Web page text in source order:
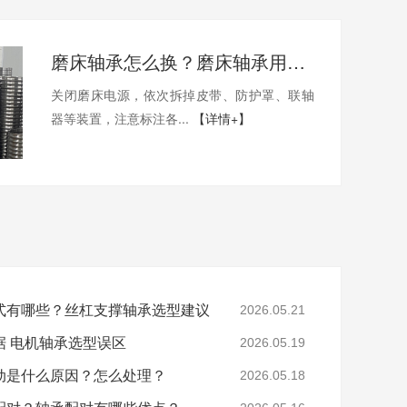
磨床轴承怎么换？磨床轴承用哪家的比较好？
关闭磨床电源，依次拆掉皮带、防护罩、联轴
器等装置，注意标注各...
【详情+】
哪些？丝杠支撑轴承选型建议 2026.05.21
电机轴承选型误区 2026.05.19
什么原因？怎么处理？ 2026.05.18